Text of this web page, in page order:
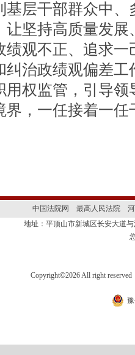
基层干部群众中
让坚持高质量发
绩观不正、追求
纠治政绩观偏差
用权监管，引导
界，一任接着一
中国法院网 最高人民法院
地址：平顶山市新城区长安大
Copyright©2026 All right